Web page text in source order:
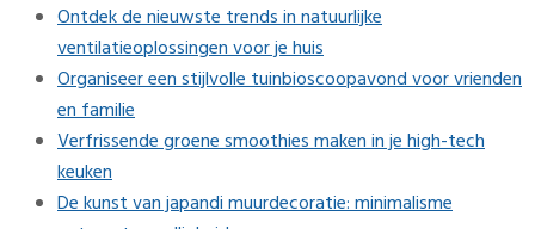
Ontdek de nieuwste trends in natuurlijke
ventilatieoplossingen voor je huis
Organiseer een stijlvolle tuinbioscoopavond voor vrienden
en familie
Verfrissende groene smoothies maken in je high-tech
keuken
De kunst van japandi muurdecoratie: minimalisme